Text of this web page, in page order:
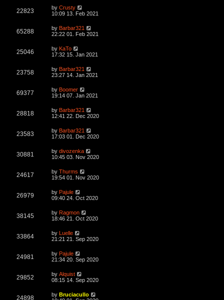
w
t
w
t
p
o
t
22823V
w
L
a
t
p
o
t
by Crusty
10:09 13. Feb 2021
65288V
w
L
a
t
p
o
t
by Barbar321
22:22 01. Feb 2021
25046V
w
L
a
t
p
o
t
by KaTo
17:32 15. Jan 2021
23758V
w
L
a
t
p
o
t
by Barbar321
23:27 14. Jan 2021
69377V
w
L
a
t
p
o
t
by Boomer
19:14 07. Jan 2021
28818V
L
a
t
p
o
t
by Barbar321
12:41 22. Dec 2020
23583V
w
L
a
t
p
o
t
by Barbar321
17:03 01. Dec 2020
30881
w
L
a
t
p
o
t
by divozenka
10:45 03. Nov 2020
24617V
w
L
a
t
p
o
t
by Thurms
19:54 01. Nov 2020
26979V
w
L
a
t
p
o
t
by Pajule
09:40 24. Oct 2020
38145V
L
a
t
p
o
t
by Ragmon
18:46 21. Oct 2020
33864V
w
L
a
t
p
o
t
by Luelle
21:21 21. Sep 2020
24981
w
L
a
t
p
o
t
by Pajule
21:34 20. Sep 2020
29852V
L
a
t
p
by Alquist
08:15 14. Sep 2020
24898V
Lby Bruciacullo